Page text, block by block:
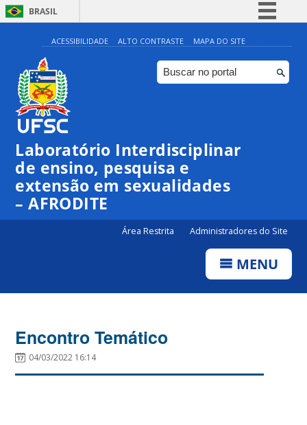
BRASIL
Simplifique!
Comunica BR
Participe
Canais
ACESSIBILIDADE ALTO CONTRASTE MAPA DO SITE
Laboratório Interdisciplinar
de ensino, pesquisa e
extensão em sexualidades
– AFRODITE
Área Restrita Administradores do Site
MENU
Encontro Temático
04/03/2022 16:14